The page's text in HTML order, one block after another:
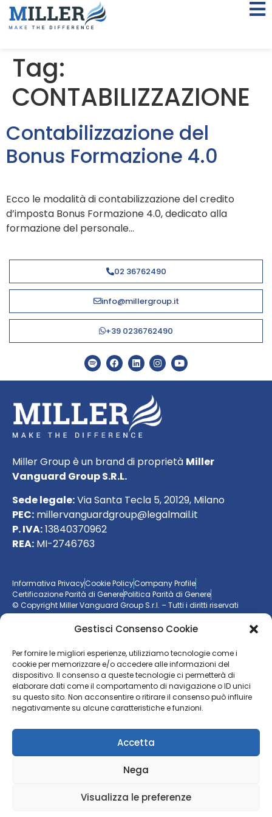
Gestisci Consenso Cookie
Per fornire le migliori esperienze, utilizziamo tecnologie come i
cookie per memorizzare e/o accedere alle informazioni del
dispositivo. Il consenso a queste tecnologie ci permetterà di
elaborare dati come il comportamento di navigazione o ID unici
su questo sito. Non acconsentire o ritirare il consenso può influire
negativamente su alcune caratteristiche e funzioni.
Accetta
Nega
Visualizza le preferenze
Tag:
CONTABILIZZAZIONE
Contabilizzazione del
Bonus Formazione 4.0
Ecco le modalità di contabilizzazione del credito
d’imposta Bonus Formazione 4.0, dedicato alla
formazione del personale…
02 36762490
info@millergroup.it
+39 0236762490
Miller Group è un brand di proprietà Miller
Vanguard Group S.R.L.
Sede legale:Via Santa Tecla 5, 20129, Milano
PEC: millervanguardgroup@legalmail.it
P. IVA:13840370962
REA: MI-2746763
Informativa PrivacyCookie PolicyCompany Profile
Certificazione Parità di GenerePolitica Parità di Genere
© Copyright Miller Vanguard Group S.r.l. – Tutti i diritti riservati
Vuoi essere aggiornato sul mondo delle imprese?
Resta sempre un passo avanti con la nostranewsletter
ISCRIVITI ALLA NEWSLETTER